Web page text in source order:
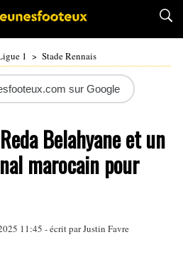
1 > Stade Rennais
sur Google
Belahyane et un
marocain pour
11:45 - écrit parJustin Favre